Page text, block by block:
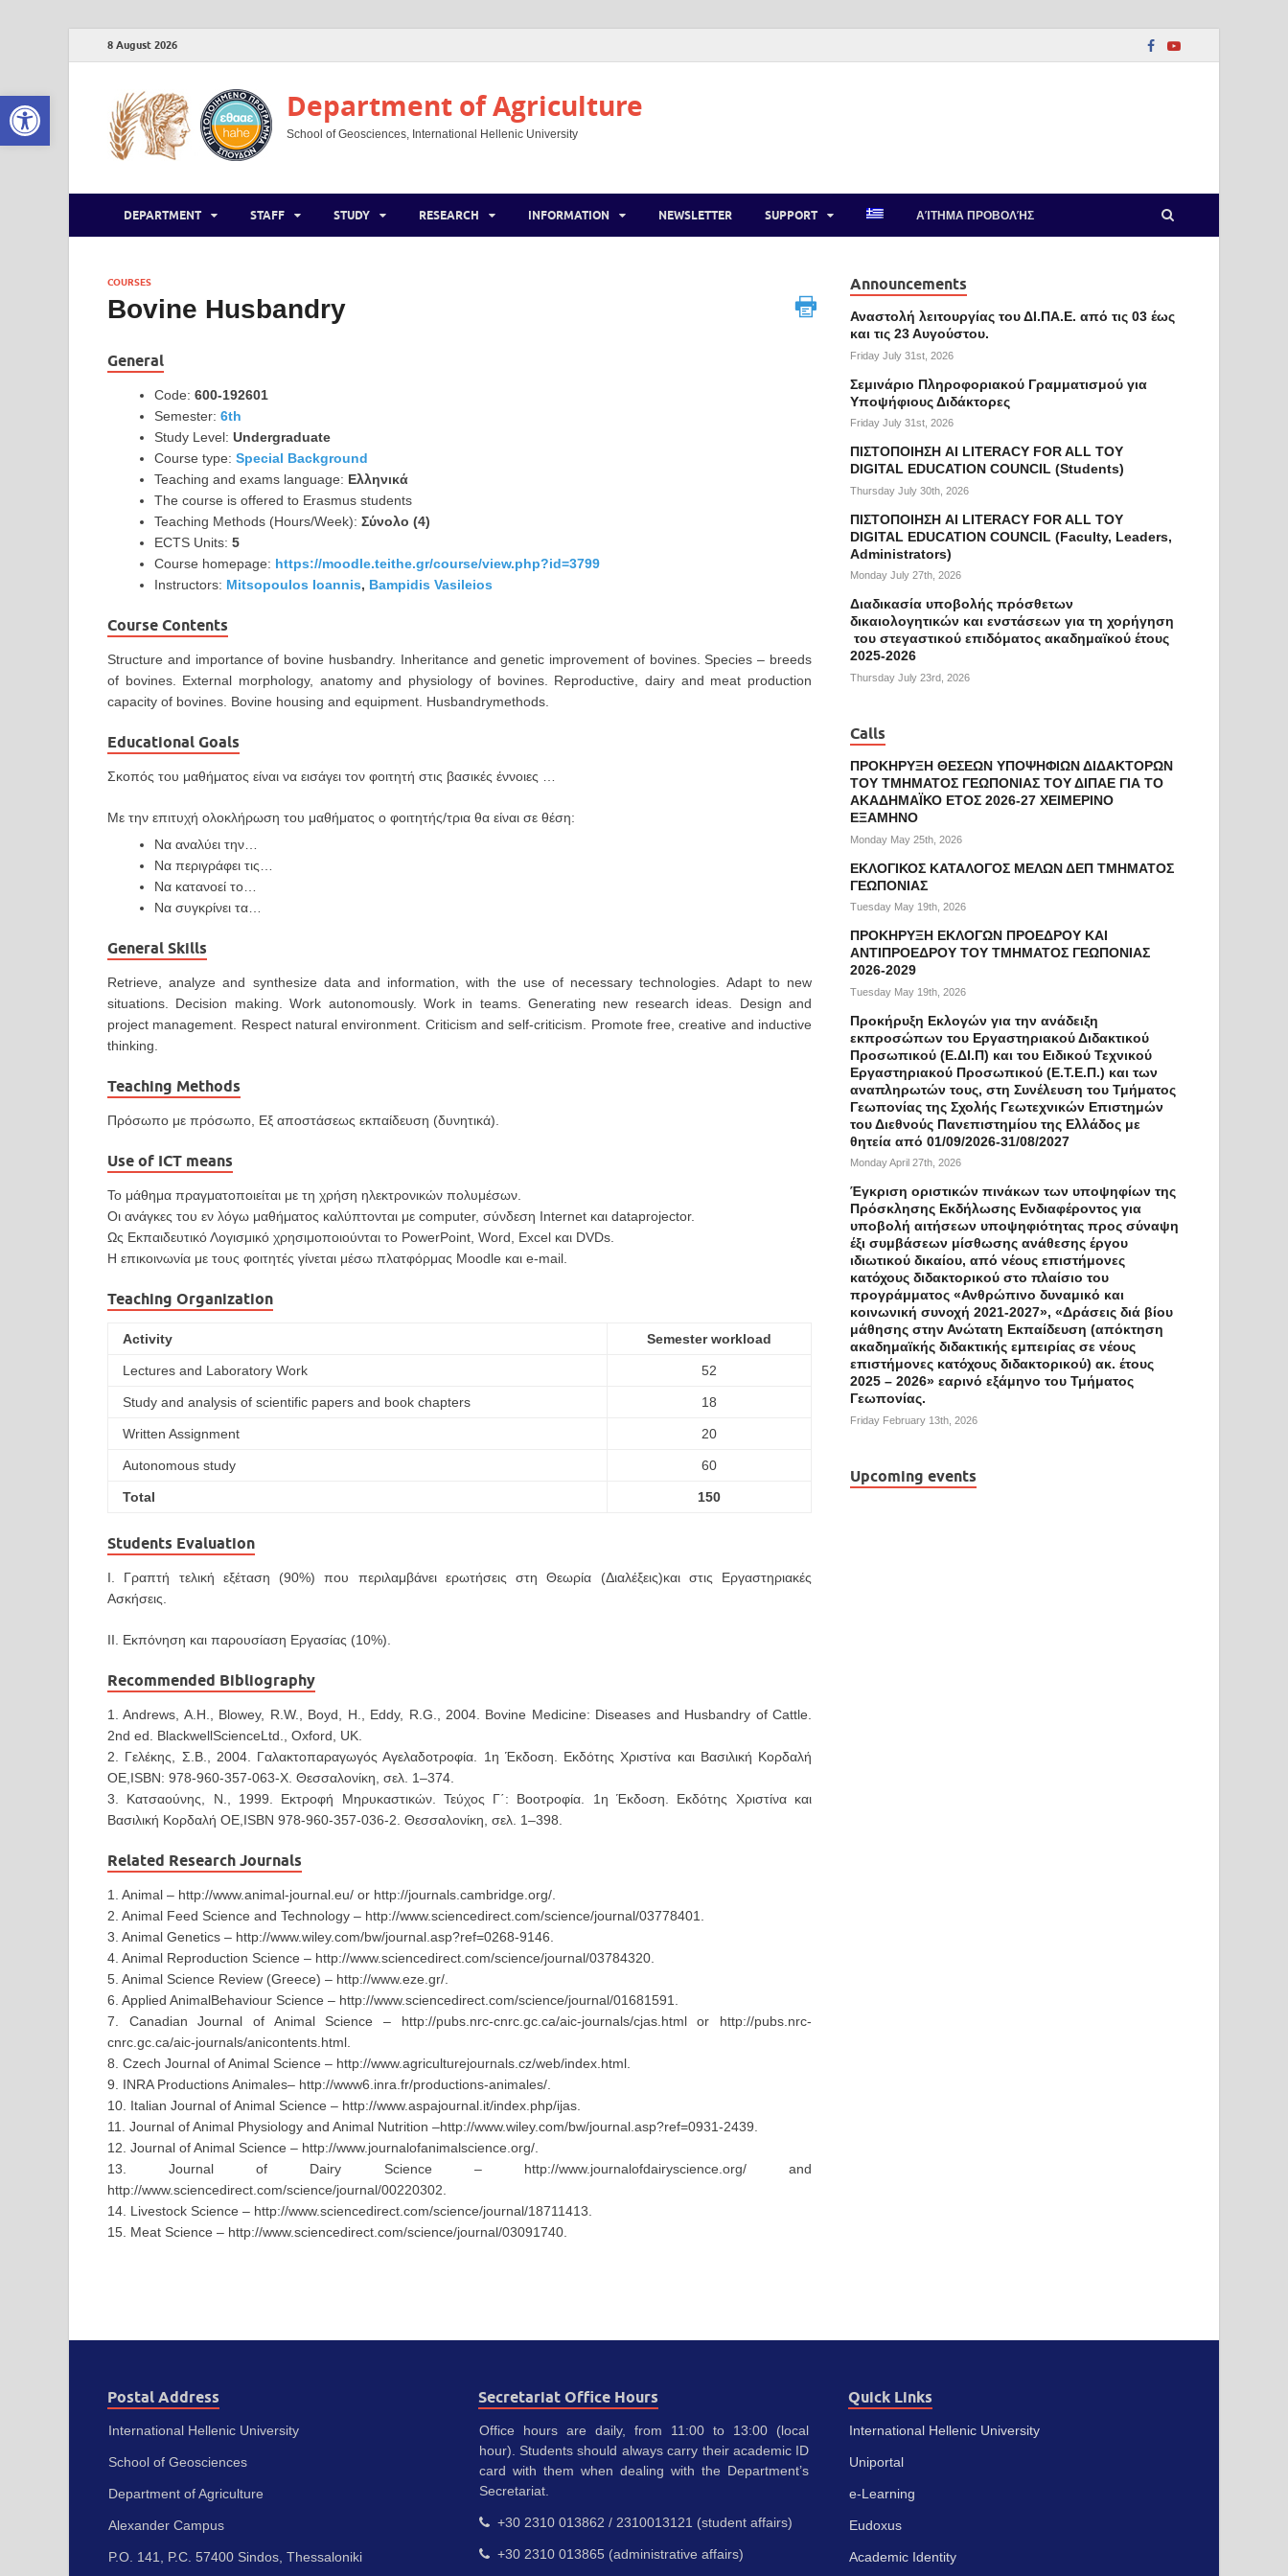
Open toolbar
8 August 2026
Department of Agriculture
School of Geosciences, International Hellenic University
DEPARTMENT STAFF STUDY RESEARCH INFORMATION NEWSLETTER SUPPORT ΑΊΤΗΜΑ ΠΡΟΒΟΛΉΣ
COURSES
Bovine Husbandry
General
Code: 600-192601
Semester: 6th
Study Level: Undergraduate
Course type: Special Background
Teaching and exams language: Ελληνικά
The course is offered to Erasmus students
Teaching Methods (Hours/Week): Σύνολο (4)
ECTS Units: 5
Course homepage: https://moodle.teithe.gr/course/view.php?id=3799
Instructors: Mitsopoulos Ioannis, Bampidis Vasileios
Course Contents
Structure and importance of bovine husbandry. Inheritance and genetic improvement of bovines. Species – breeds
of bovines. External morphology, anatomy and physiology of bovines. Reproductive, dairy and meat production
capacity of bovines. Bovine housing and equipment. Husbandrymethods.
Educational Goals
Σκοπός του μαθήματος είναι να εισάγει τον φοιτητή στις βασικές έννοιες …
Με την επιτυχή ολοκλήρωση του μαθήματος ο φοιτητής/τρια θα είναι σε θέση:
Να αναλύει την…
Να περιγράφει τις…
Να κατανοεί το…
Να συγκρίνει τα…
General Skills
Retrieve, analyze and synthesize data and information, with the use of necessary technologies. Adapt to new
situations. Decision making. Work autonomously. Work in teams. Generating new research ideas. Design and
project management. Respect natural environment. Criticism and self-criticism. Promote free, creative and inductive
thinking.
Teaching Methods
Πρόσωπο με πρόσωπο, Εξ αποστάσεως εκπαίδευση (δυνητικά).
Use of ICT means
Το μάθημα πραγματοποιείται με τη χρήση ηλεκτρονικών πολυμέσων.
Οι ανάγκες του εν λόγω μαθήματος καλύπτονται με computer, σύνδεση Internet και dataprojector.
Ως Εκπαιδευτικό Λογισμικό χρησιμοποιoύνται το PowerPoint, Word, Excel και DVDs.
Η επικοινωνία με τους φοιτητές γίνεται μέσω πλατφόρμας Moodle και e-mail.
Teaching Organization
Activity Semester workload
Lectures and Laboratory Work 52
Study and analysis of scientific papers and book chapters 18
Written Assignment 20
Autonomous study 60
Total 150
Students Evaluation
Ι. Γραπτή τελική εξέταση (90%) που περιλαμβάνει ερωτήσεις στη Θεωρία (Διαλέξεις)και στις Εργαστηριακές
Ασκήσεις.
ΙΙ. Εκπόνηση και παρουσίαση Εργασίας (10%).
Recommended Bibliography
1. Andrews, A.H., Blowey, R.W., Boyd, H., Eddy, R.G., 2004. Bovine Medicine: Diseases and Husbandry of Cattle.
2nd ed. BlackwellScienceLtd., Oxford, UK.
2. Γελέκης, Σ.Β., 2004. Γαλακτοπαραγωγός Αγελαδοτροφία. 1η Έκδοση. Εκδότης Χριστίνα και Βασιλική Κορδαλή
ΟΕ,ISBN: 978-960-357-063-X. Θεσσαλονίκη, σελ. 1–374.
3. Κατσαούνης, Ν., 1999. Εκτροφή Μηρυκαστικών. Τεύχος Γ΄: Βοοτροφία. 1η Έκδοση. Εκδότης Χριστίνα και
Βασιλική Κορδαλή ΟΕ,ISBN 978-960-357-036-2. Θεσσαλονίκη, σελ. 1–398.
Related Research Journals
1. Animal – http://www.animal-journal.eu/ or http://journals.cambridge.org/.
2. Animal Feed Science and Technology – http://www.sciencedirect.com/science/journal/03778401.
3. Animal Genetics – http://www.wiley.com/bw/journal.asp?ref=0268-9146.
4. Animal Reproduction Science – http://www.sciencedirect.com/science/journal/03784320.
5. Animal Science Review (Greece) – http://www.eze.gr/.
6. Applied AnimalBehaviour Science – http://www.sciencedirect.com/science/journal/01681591.
7. Canadian Journal of Animal Science – http://pubs.nrc-cnrc.gc.ca/aic-journals/cjas.html or http://pubs.nrc-
cnrc.gc.ca/aic-journals/anicontents.html.
8. Czech Journal of Animal Science – http://www.agriculturejournals.cz/web/index.html.
9. INRA Productions Animales– http://www6.inra.fr/productions-animales/.
10. Italian Journal of Animal Science – http://www.aspajournal.it/index.php/ijas.
11. Journal of Animal Physiology and Animal Nutrition –http://www.wiley.com/bw/journal.asp?ref=0931-2439.
12. Journal of Animal Science – http://www.journalofanimalscience.org/.
13. Journal of Dairy Science – http://www.journalofdairyscience.org/ and
http://www.sciencedirect.com/science/journal/00220302.
14. Livestock Science – http://www.sciencedirect.com/science/journal/18711413.
15. Meat Science – http://www.sciencedirect.com/science/journal/03091740.
Announcements
Αναστολή λειτουργίας του ΔΙ.ΠΑ.Ε. από τις 03 έως
και τις 23 Αυγούστου.
Friday July 31st, 2026
Σεμινάριο Πληροφοριακού Γραμματισμού για
Υποψήφιους Διδάκτορες
Friday July 31st, 2026
ΠΙΣΤΟΠΟΙΗΣΗ AI LITERACY FOR ALL ΤΟΥ
DIGITAL EDUCATION COUNCIL (Students)
Thursday July 30th, 2026
ΠΙΣΤΟΠΟΙΗΣΗ AI LITERACY FOR ALL ΤΟΥ
DIGITAL EDUCATION COUNCIL (Faculty, Leaders,
Administrators)
Monday July 27th, 2026
Διαδικασία υποβολής πρόσθετων
δικαιολογητικών και ενστάσεων για τη χορήγηση
του στεγαστικού επιδόματος ακαδημαϊκού έτους
2025-2026
Thursday July 23rd, 2026
Calls
ΠΡΟΚΗΡΥΞΗ ΘΕΣΕΩΝ ΥΠΟΨΗΦΙΩΝ ΔΙΔΑΚΤΟΡΩΝ
ΤΟΥ ΤΜΗΜΑΤΟΣ ΓΕΩΠΟΝΙΑΣ ΤΟΥ ΔΙΠΑΕ ΓΙΑ ΤΟ
ΑΚΑΔΗΜΑΪΚΟ ΕΤΟΣ 2026-27 ΧΕΙΜΕΡΙΝΟ
ΕΞΑΜΗΝΟ
Monday May 25th, 2026
ΕΚΛΟΓΙΚΟΣ ΚΑΤΑΛΟΓΟΣ ΜΕΛΩΝ ΔΕΠ ΤΜΗΜΑΤΟΣ
ΓΕΩΠΟΝΙΑΣ
Tuesday May 19th, 2026
ΠΡΟΚΗΡΥΞΗ ΕΚΛΟΓΩΝ ΠΡΟΕΔΡΟΥ ΚΑΙ
ΑΝΤΙΠΡΟΕΔΡΟΥ ΤΟΥ ΤΜΗΜΑΤΟΣ ΓΕΩΠΟΝΙΑΣ
2026-2029
Tuesday May 19th, 2026
Προκήρυξη Εκλογών για την ανάδειξη
εκπροσώπων του Εργαστηριακού Διδακτικού
Προσωπικού (Ε.ΔΙ.Π) και του Ειδικού Τεχνικού
Εργαστηριακού Προσωπικού (Ε.Τ.Ε.Π.) και των
αναπληρωτών τους, στη Συνέλευση του Τμήματος
Γεωπονίας της Σχολής Γεωτεχνικών Επιστημών
του Διεθνούς Πανεπιστημίου της Ελλάδος με
θητεία από 01/09/2026-31/08/2027
Monday April 27th, 2026
Έγκριση οριστικών πινάκων των υποψηφίων της
Πρόσκλησης Εκδήλωσης Ενδιαφέροντος για
υποβολή αιτήσεων υποψηφιότητας προς σύναψη
έξι συμβάσεων μίσθωσης ανάθεσης έργου
ιδιωτικού δικαίου, από νέους επιστήμονες
κατόχους διδακτορικού στο πλαίσιο του
προγράμματος «Ανθρώπινο δυναμικό και
κοινωνική συνοχή 2021-2027», «Δράσεις διά βίου
μάθησης στην Ανώτατη Εκπαίδευση (απόκτηση
ακαδημαϊκής διδακτικής εμπειρίας σε νέους
επιστήμονες κατόχους διδακτορικού) ακ. έτους
2025 – 2026» εαρινό εξάμηνο του Τμήματος
Γεωπονίας.
Friday February 13th, 2026
Upcoming events
Postal Address
International Hellenic University
School of Geosciences
Department of Agriculture
Alexander Campus
P.O. 141, P.C. 57400 Sindos, Thessaloniki
Secretariat Office Hours
Office hours are daily, from 11:00 to 13:00 (local
hour). Students should always carry their academic ID
card with them when dealing with the Department’s
Secretariat.
+30 2310 013862 / 2310013121 (student affairs)
+30 2310 013865 (administrative affairs)
Quick Links
International Hellenic University
Uniportal
e-Learning
Eudoxus
Academic Identity